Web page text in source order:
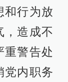
和行为放
，造成不
重警告处
党内职务